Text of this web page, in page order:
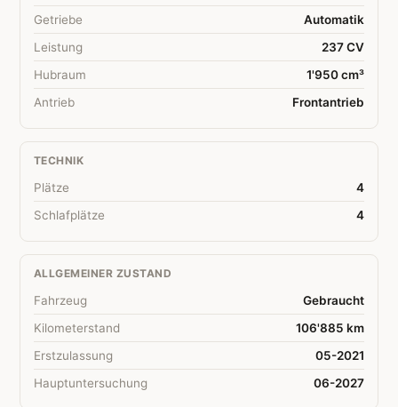
Getriebe
Automatik
Leistung
237 CV
Hubraum
1'950 cm³
Antrieb
Frontantrieb
TECHNIK
Plätze
4
Schlafplätze
4
ALLGEMEINER ZUSTAND
Fahrzeug
Gebraucht
Kilometerstand
106'885 km
Erstzulassung
05-2021
Hauptuntersuchung
06-2027